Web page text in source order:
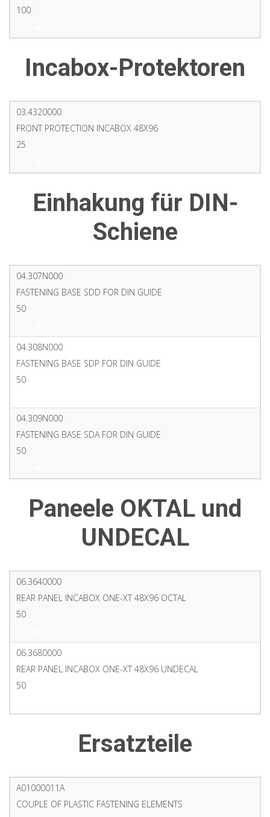
100
Incabox-Protektoren
03.4320000
FRONT PROTECTION INCABOX 48X96
25
Einhakung für DIN-
Schiene
04.307N000
FASTENING BASE SDD FOR DIN GUIDE
50
04.308N000
FASTENING BASE SDP FOR DIN GUIDE
50
04.309N000
FASTENING BASE SDA FOR DIN GUIDE
50
Paneele OKTAL und
UNDECAL
06.3640000
REAR PANEL INCABOX ONE-XT 48X96 OCTAL
50
06.3680000
REAR PANEL INCABOX ONE-XT 48X96 UNDECAL
50
Ersatzteile
A01000011A
COUPLE OF PLASTIC FASTENING ELEMENTS